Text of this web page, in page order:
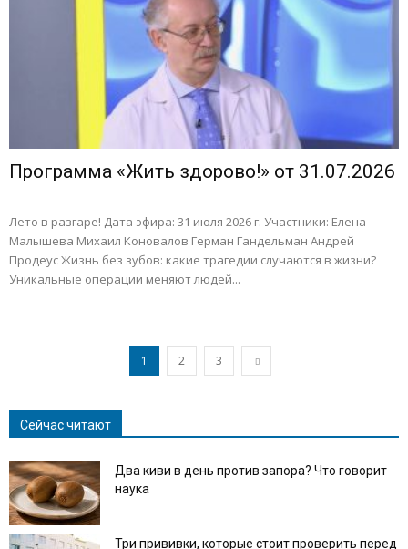
Программа «Жить здорово!» от 31.07.2026
Лето в разгаре! Дата эфира: 31 июля 2026 г. Участники: Елена
Малышева Михаил Коновалов Герман Гандельман Андрей
Продеус Жизнь без зубов: какие трагедии случаются в жизни?
Уникальные операции меняют людей...
1 2 3
Сейчас читают
Два киви в день против запора? Что говорит
наука
Три прививки, которые стоит проверить перед